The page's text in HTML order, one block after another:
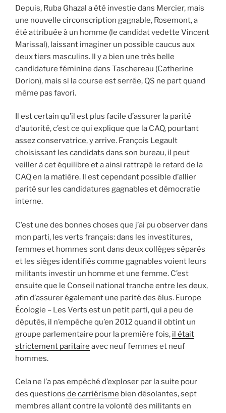
Depuis, Ruba Ghazal a été investie dans Mercier, mais
une nouvelle circonscription gagnable, Rosemont, a
été attribuée à un homme (le candidat vedette Vincent
Marissal), laissant imaginer un possible caucus aux
deux tiers masculins. Il y a bien une très belle
candidature féminine dans Taschereau (Catherine
Dorion), mais si la course est serrée, QS ne part quand
même pas favori.
Il est certain qu’il est plus facile d’assurer la parité
d’autorité, c’est ce qui explique que la CAQ, pourtant
assez conservatrice, y arrive. François Legault
choisissant les candidats dans son bureau, il peut
veiller à cet équilibre et a ainsi rattrapé le retard de la
CAQ en la matière. Il est cependant possible d’allier
parité sur les candidatures gagnables et démocratie
interne.
C’est une des bonnes choses que j’ai pu observer dans
mon parti, les verts français: dans les investitures,
femmes et hommes sont dans deux collèges séparés
et les sièges identifiés comme gagnables voient leurs
militants investir un homme et une femme. C’est
ensuite que le Conseil national tranche entre les deux,
afin d’assurer également une parité des élus. Europe
Écologie – Les Verts est un petit parti, qui a peu de
députés, il n’empêche qu’en 2012 quand il obtint un
groupe parlementaire pour la première fois, il était
strictement paritaire avec neuf femmes et neuf
hommes.
Cela ne l’a pas empêché d’exploser par la suite pour
des questions de carriérisme bien désolantes, sept
membres allant contre la volonté des militants en